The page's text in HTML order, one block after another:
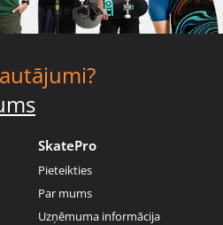
SkatePro
Pieteikties
Par mums
Uzņēmuma informācija